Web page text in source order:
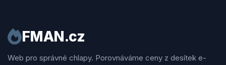
FMAN.cz
Web pro správné chlapy. Porovnáváme ceny z desítek e-